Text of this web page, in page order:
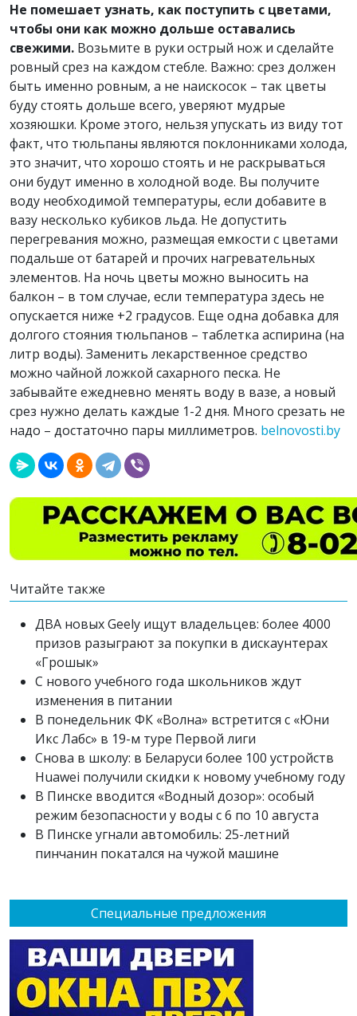
Специальные предложения
Не помешает узнать, как поступить с цветами,
чтобы они как можно дольше оставались
свежими. Возьмите в руки острый нож и сделайте
ровный срез на каждом стебле. Важно: срез должен
быть именно ровным, а не наискосок – так цветы
буду стоять дольше всего, уверяют мудрые
хозяюшки. Кроме этого, нельзя упускать из виду тот
факт, что тюльпаны являются поклонниками холода,
это значит, что хорошо стоять и не раскрываться
они будут именно в холодной воде. Вы получите
воду необходимой температуры, если добавите в
вазу несколько кубиков льда. Не допустить
перегревания можно, размещая емкости с цветами
подальше от батарей и прочих нагревательных
элементов. На ночь цветы можно выносить на
балкон – в том случае, если температура здесь не
опускается ниже +2 градусов. Еще одна добавка для
долгого стояния тюльпанов – таблетка аспирина (на
литр воды). Заменить лекарственное средство
можно чайной ложкой сахарного песка. Не
забывайте ежедневно менять воду в вазе, а новый
срез нужно делать каждые 1-2 дня. Много срезать не
надо – достаточно пары миллиметров. belnovosti.by
Читайте также
ДВА новых Geely ищут владельцев: более 4000
призов разыграют за покупки в дискаунтерах
«Грошык»
С нового учебного года школьников ждут
изменения в питании
В понедельник ФК «Волна» встретится с «Юни
Икс Лабс» в 19-м туре Первой лиги
Снова в школу: в Беларуси более 100 устройств
Huawei получили скидки к новому учебному году
В Пинске вводится «Водный дозор»: особый
режим безопасности у воды с 6 по 10 августа
В Пинске угнали автомобиль: 25-летний
пинчанин покатался на чужой машине